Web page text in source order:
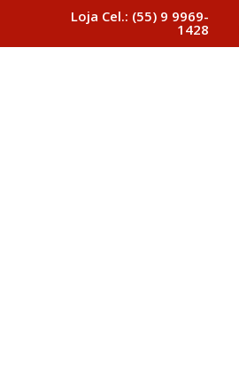
Loja Cel.: (55) 9 9969-
1428